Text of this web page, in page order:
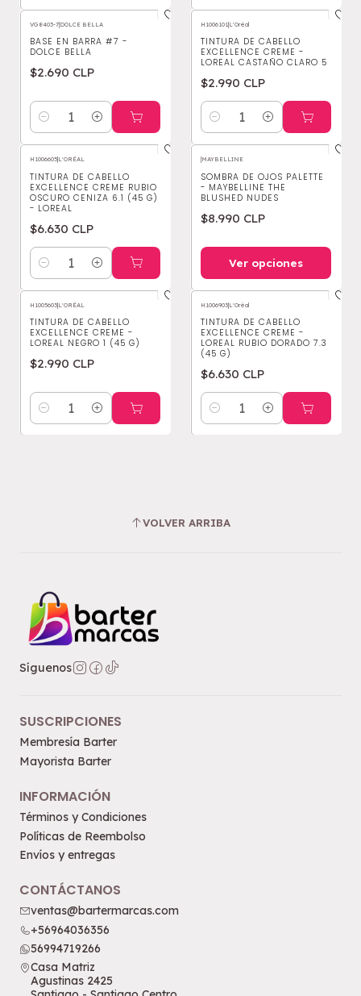
VG8403-7|DOLCE BELLA
BASE EN BARRA #7 -
DOLCE BELLA
$2.690 CLP
Cantidad
H1006101|L'Oréal
TINTURA DE CABELLO
EXCELLENCE CREME -
LOREAL CASTAÑO CLARO 5
$2.990 CLP
Cantidad
H1006605|L'ORÉAL
TINTURA DE CABELLO
EXCELLENCE CREME RUBIO
OSCURO CENIZA 6.1 (45 G)
- LOREAL
$6.630 CLP
Cantidad
|MAYBELLINE
SOMBRA DE OJOS PALETTE
- MAYBELLINE THE
BLUSHED NUDES
$8.990 CLP
Ver opciones
H1005603|L'ORÉAL
TINTURA DE CABELLO
EXCELLENCE CREME -
LOREAL NEGRO 1 (45 G)
$2.990 CLP
Cantidad
H1006903|L'Oréal
TINTURA DE CABELLO
EXCELLENCE CREME -
LOREAL RUBIO DORADO 7.3
(45 G)
$6.630 CLP
Cantidad
VOLVER ARRIBA
Síguenos
SUSCRIPCIONES
Membresía Barter
Mayorista Barter
INFORMACIÓN
Términos y Condiciones
Políticas de Reembolso
Envíos y entregas
CONTÁCTANOS
ventas@bartermarcas.com
+56964036356
56994719266
Casa Matriz
Agustinas 2425